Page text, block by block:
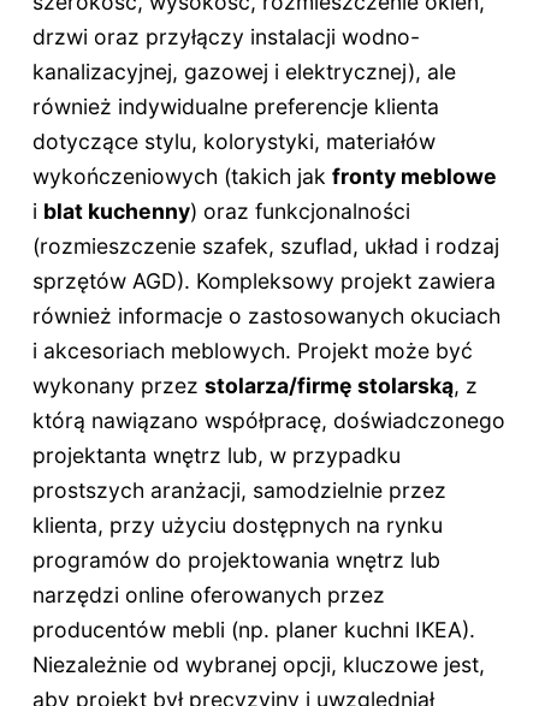
drzwi oraz przyłączy instalacji wodno-
kanalizacyjnej, gazowej i elektrycznej), ale
również indywidualne preferencje klienta
dotyczące stylu, kolorystyki, materiałów
wykończeniowych (takich jak fronty meblowe
i blat kuchenny) oraz funkcjonalności
(rozmieszczenie szafek, szuflad, układ i rodzaj
sprzętów AGD). Kompleksowy projekt zawiera
również informacje o zastosowanych okuciach
i akcesoriach meblowych. Projekt może być
wykonany przez stolarza/firmę stolarską, z
którą nawiązano współpracę, doświadczonego
projektanta wnętrz lub, w przypadku
prostszych aranżacji, samodzielnie przez
klienta, przy użyciu dostępnych na rynku
programów do projektowania wnętrz lub
narzędzi online oferowanych przez
producentów mebli (np. planer kuchni IKEA).
Niezależnie od wybranej opcji, kluczowe jest,
aby projekt był precyzyjny i uwzględniał